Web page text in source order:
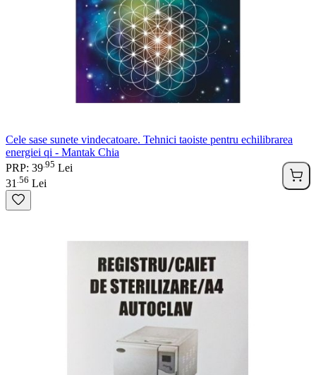
Cele sase sunete vindecatoare. Tehnici taoiste pentru echilibrarea
energiei qi - Mantak Chia
PRP: 39 95 Lei
31 56 Lei